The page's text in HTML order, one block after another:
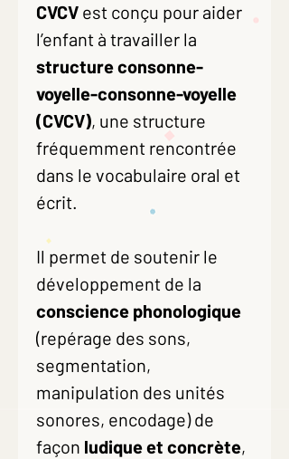
CVCV est conçu pour aider
l’enfant à travailler la
structure consonne-
voyelle-consonne-voyelle
(CVCV), une structure
fréquemment rencontrée
dans le vocabulaire oral et
écrit.
Il permet de soutenir le
développement de la
conscience phonologique
(repérage des sons,
segmentation,
manipulation des unités
sonores, encodage) de
façon ludique et concrète,